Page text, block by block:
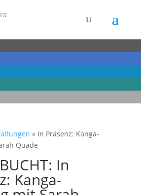
» In Präsenz: Kanga-
Quade
In
Kanga-